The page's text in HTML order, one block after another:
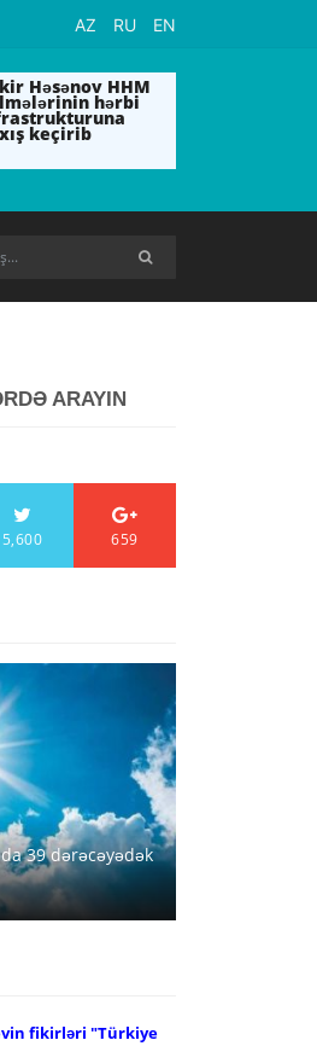
AZ RU EN
Həsənov HHM
hərbi
keçirib
ARAYIN
5,600 659
39 dərəcəyədək
fikirləri "Türkiye